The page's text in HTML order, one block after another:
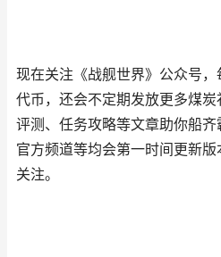
现在关注《战舰世界》公众号
代币，还会不定期发放更多煤
评测、任务攻略等文章助你船
官方频道等均会第一时间更新
关注。